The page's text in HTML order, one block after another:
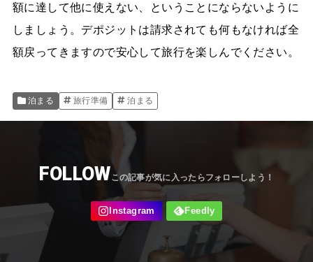
額に達して他に使えない、ということにならないように
しましょう。デポジットは請求されても何もなければ全
額戻ってきますので安心して旅行を楽しんでください。
泊まる 旅行準備 泊まる
FOLLOW